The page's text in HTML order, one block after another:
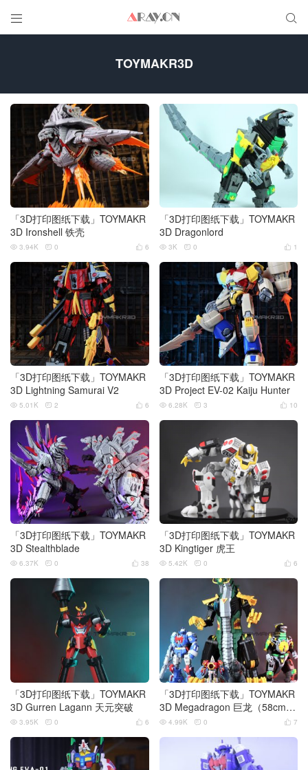
 
TOYMAKR3D
「3D打印图纸下载」TOYMAKR
3D Ironshell 铁壳
 6
 3.94K  0
「3D打印图纸下载」TOYMAKR
3D Dragonlord
 1
 3K  0
「3D打印图纸下载」TOYMAKR
3D Lightning Samurai V2
 6
 5.01K  2
「3D打印图纸下载」TOYMAKR
3D Project EV-02 Kaiju Hunter
 10
 6.28K  3
「3D打印图纸下载」TOYMAKR
3D Stealthblade
 38
 6.37K  0
「3D打印图纸下载」TOYMAKR
3D Kingtiger 虎王
 6
 5.42K  0
「3D打印图纸下载」TOYMAKR
3D Gurren Lagann 天元突破
 6
 3.95K  0
「3D打印图纸下载」TOYMAKR
3D Megadragon 巨龙（58cm巨
型）
 7
 4.99K  0